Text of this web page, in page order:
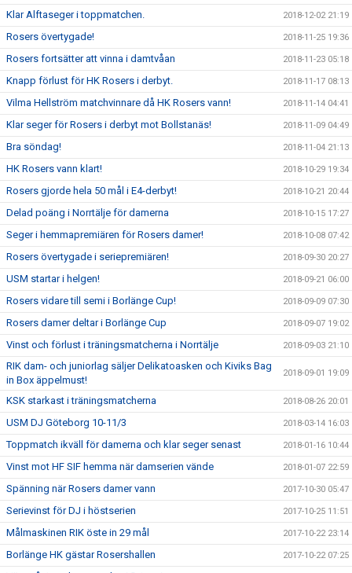
Klar Alftaseger i toppmatchen. 2018-12-02 21:19
Rosers övertygade! 2018-11-25 19:36
Rosers fortsätter att vinna i damtvåan 2018-11-23 05:18
Knapp förlust för HK Rosers i derbyt. 2018-11-17 08:13
Vilma Hellström matchvinnare då HK Rosers vann! 2018-11-14 04:41
Klar seger för Rosers i derbyt mot Bollstanäs! 2018-11-09 04:49
Bra söndag! 2018-11-04 21:13
HK Rosers vann klart! 2018-10-29 19:34
Rosers gjorde hela 50 mål i E4-derbyt! 2018-10-21 20:44
Delad poäng i Norrtälje för damerna 2018-10-15 17:27
Seger i hemmapremiären för Rosers damer! 2018-10-08 07:42
Rosers övertygade i seriepremiären! 2018-09-30 20:27
USM startar i helgen! 2018-09-21 06:00
Rosers vidare till semi i Borlänge Cup! 2018-09-09 07:30
Rosers damer deltar i Borlänge Cup 2018-09-07 19:02
Vinst och förlust i träningsmatcherna i Norrtälje 2018-09-03 21:10
RIK dam- och juniorlag säljer Delikatoasken och Kiviks Bag
in Box äppelmust!
2018-09-01 19:09
KSK starkast i träningsmatcherna 2018-08-26 20:01
USM DJ Göteborg 10-11/3 2018-03-14 16:03
Toppmatch ikväll för damerna och klar seger senast 2018-01-16 10:44
Vinst mot HF SIF hemma när damserien vände 2018-01-07 22:59
Spänning när Rosers damer vann 2017-10-30 05:47
Serievinst för DJ i höstserien 2017-10-25 11:51
Målmaskinen RIK öste in 29 mål 2017-10-22 23:14
Borlänge HK gästar Rosershallen 2017-10-22 07:25